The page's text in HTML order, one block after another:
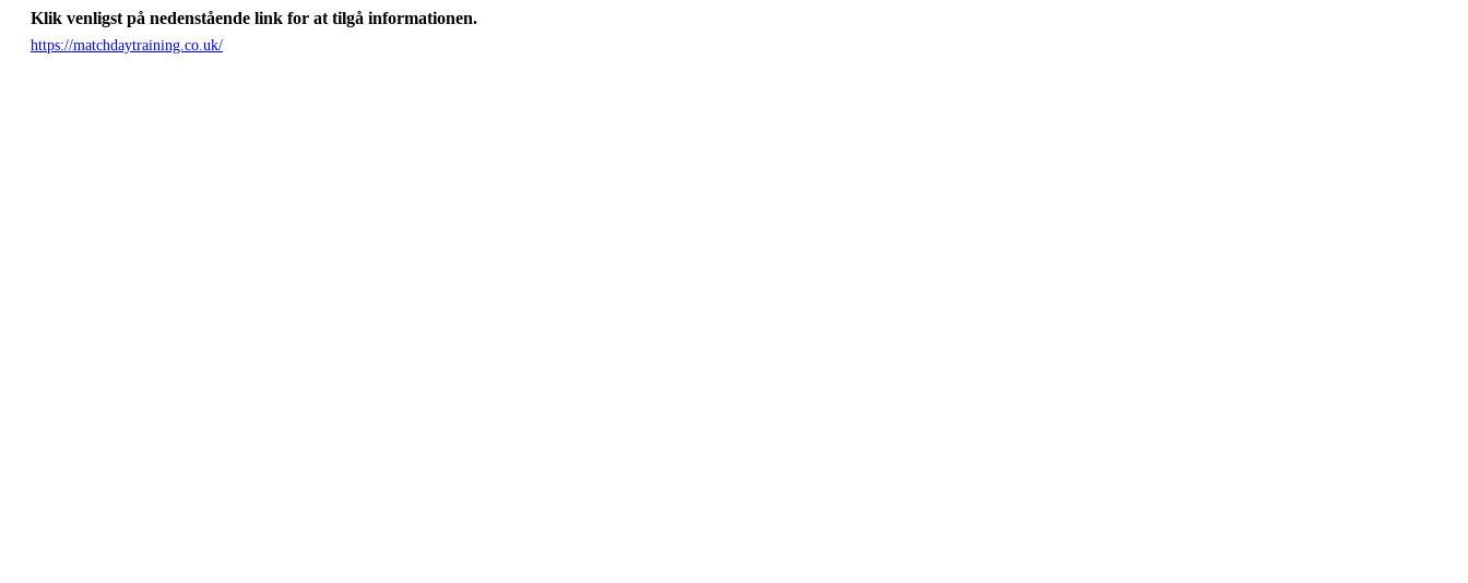
Klik venligst på nedenstående link for at tilgå informationen.
https://matchdaytraining.co.uk/